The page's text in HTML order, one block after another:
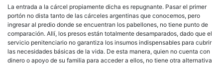
La entrada a la cárcel propiamente dicha es repugnante. Pasar el primer
portón no dista tanto de las cárceles argentinas que conocemos, pero
ingresar al predio donde se encuentran los pabellones, no tiene punto de
comparación. Allí, los presos están totalmente desamparados, dado que el
servicio penitenciario no garantiza los insumos indispensables para cubrir
las necesidades básicas de la vida. De esta manera, quien no cuenta con
dinero o apoyo de su familia para acceder a ellos, no tiene otra alternativa